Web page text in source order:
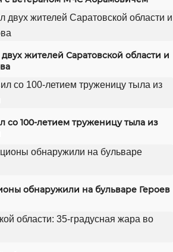
жителей Саратовской области и
со 100-летием труженицу тыла из
обнаружили на бульваре Героев